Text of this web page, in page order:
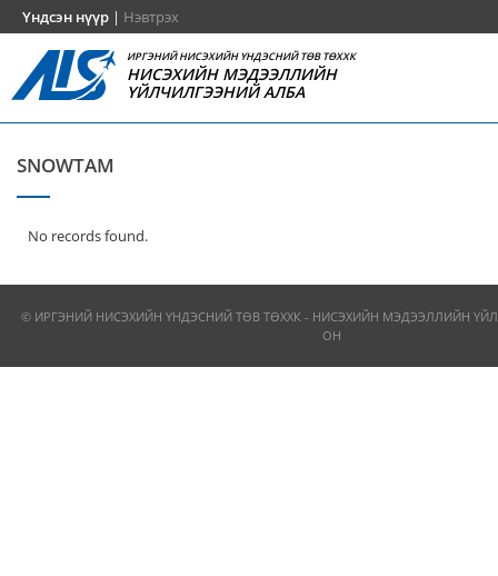
Үндсэн нүүр | Нэвтрэх
ИРГЭНИЙ НИСЭХИЙН ҮНДЭСНИЙ ТӨВ ТӨХХК
НИСЭХИЙН МЭДЭЭЛЛИЙН
ҮЙЛЧИЛГЭЭНИЙ АЛБА
SNOWTAM
No records found.
© ИРГЭНИЙ НИСЭХИЙН ҮНДЭСНИЙ ТӨВ ТӨХХК - НИСЭХИЙН МЭДЭЭЛЛИЙН
ОН